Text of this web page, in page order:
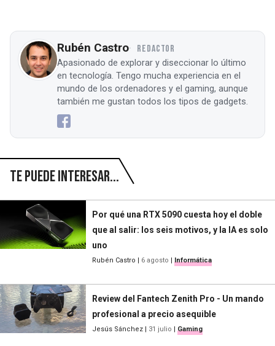
Rubén Castro REDACTOR
Apasionado de explorar y diseccionar lo último
en tecnología. Tengo mucha experiencia en el
mundo de los ordenadores y el gaming, aunque
también me gustan todos los tipos de gadgets.
Te puede interesar...
Por qué una RTX 5090 cuesta hoy el doble
que al salir: los seis motivos, y la IA es solo
uno
Rubén Castro 6 agosto Informática
Review del Fantech Zenith Pro - Un mando
profesional a precio asequible
Jesús Sánchez 31 julio Gaming